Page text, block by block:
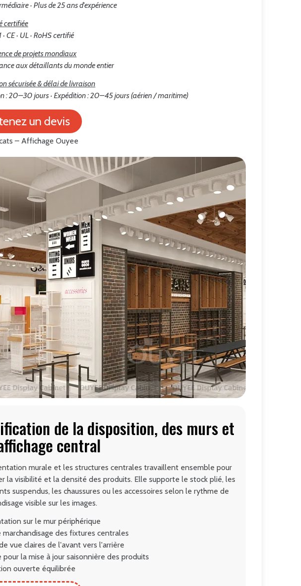
· Plus de 25 ans d'expérience
certifiée
CE · UL · RoHS certifié
de projets mondiaux
aux détaillants du monde entier
sécurisée & délai de livraison
: 20–30 jours · Expédition : 20–45 jours (aérien / maritime)
un devis
de la disposition, des murs et
central
murale et les structures centrales travaillent ensemble pour
la visibilité et la densité des produits. Elle supporte le stock plié, les
suspendus, les chaussures ou les accessoires selon le rythme de
visible sur les images.
sur le mur périphérique
des fixtures centrales
vue claires de l'avant vers l'arrière
pour la mise à jour saisonnière des produits
ouverte équilibrée